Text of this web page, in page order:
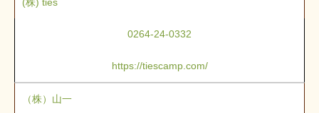
0264-24-0332
https://tiescamp.com/
（株）山一